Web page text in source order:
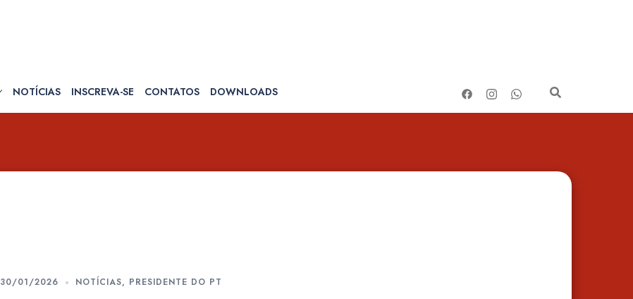
NOTÍCIAS INSCREVA-SE CONTATOS DOWNLOADS
30/01/2026 NOTÍCIAS, PRESIDENTE DO PT